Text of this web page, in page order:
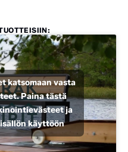
katsomaan vasta
Paina tästä
ja
käyttöön